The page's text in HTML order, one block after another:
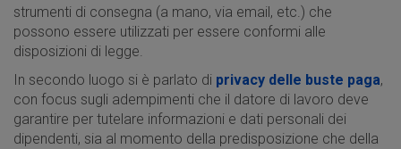
strumenti di consegna (a mano, via email, etc.) che
possono essere utilizzati per essere conformi alle
disposizioni di legge.
In secondo luogo si è parlato di privacy delle buste paga,
con focus sugli adempimenti che il datore di lavoro deve
garantire per tutelare informazioni e dati personali dei
dipendenti, sia al momento della predisposizione che della